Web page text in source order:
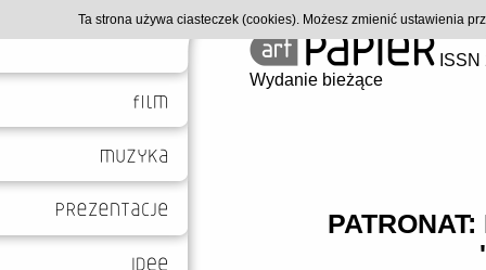
Wydanie bieżące
Ta strona używa ciasteczek (cookies). Możesz zmienić ustawienia